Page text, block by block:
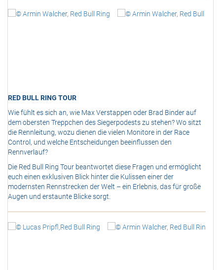
RED BULL RING TOUR
Wie fühlt es sich an, wie Max Verstappen oder Brad Binder auf
dem obersten Treppchen des Siegerpodests zu stehen? Wo sitzt
die Rennleitung, wozu dienen die vielen Monitore in der Race
Control, und welche Entscheidungen beeinflussen den
Rennverlauf?
Die Red Bull Ring Tour beantwortet diese Fragen und ermöglicht
euch einen exklusiven Blick hinter die Kulissen einer der
modernsten Rennstrecken der Welt – ein Erlebnis, das für große
Augen und erstaunte Blicke sorgt.